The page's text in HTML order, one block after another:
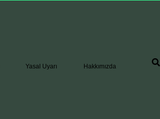
Yasal Uyarı Hakkımızda